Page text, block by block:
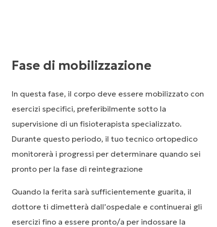
Fase di mobilizzazione
In questa fase, il corpo deve essere mobilizzato con
esercizi specifici, preferibilmente sotto la
supervisione di un fisioterapista specializzato.
Durante questo periodo, il tuo tecnico ortopedico
monitorerà i progressi per determinare quando sei
pronto per la fase di reintegrazione
Quando la ferita sarà sufficientemente guarita, il
dottore ti dimetterà dall’ospedale e continuerai gli
esercizi fino a essere pronto/a per indossare la